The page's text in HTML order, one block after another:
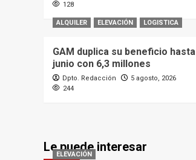
128
ALQUILER ELEVACIÓN LOGISTICA
GAM duplica su beneficio hasta
junio con 6,3 millones
Dpto. Redacción
5 agosto, 2026
244
Le puede interesar
ELEVACIÓN